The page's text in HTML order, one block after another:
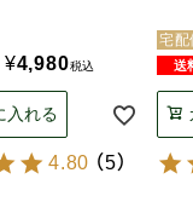
¥4,980税込
入れる
4.80 （5）
宅配